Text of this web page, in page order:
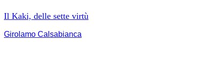
Il Kaki, delle sette virtù
Girolamo Calsabianca